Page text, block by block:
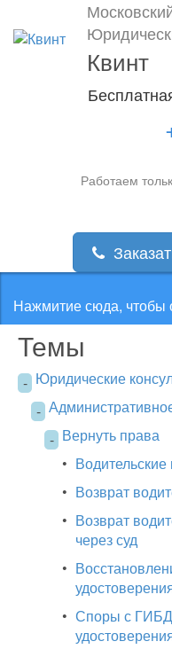
Квинт
Работаем
Нажмитие сюда, чтобы
Темы
- Юридические
-
- Вернуть права
•
• Возврат
• Возврат
через суд
•
• Споры с